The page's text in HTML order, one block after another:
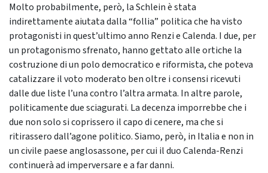
Molto probabilmente, però, la Schlein è stata
indirettamente aiutata dalla “follia” politica che ha visto
protagonisti in quest’ultimo anno Renzi e Calenda. I due, per
un protagonismo sfrenato, hanno gettato alle ortiche la
costruzione di un polo democratico e riformista, che poteva
catalizzare il voto moderato ben oltre i consensi ricevuti
dalle due liste l’una contro l’altra armata. In altre parole,
politicamente due sciagurati. La decenza imporrebbe che i
due non solo si coprissero il capo di cenere, ma che si
ritirassero dall’agone politico. Siamo, però, in Italia e non in
un civile paese anglosassone, per cui il duo Calenda-Renzi
continuerà ad imperversare e a far danni.